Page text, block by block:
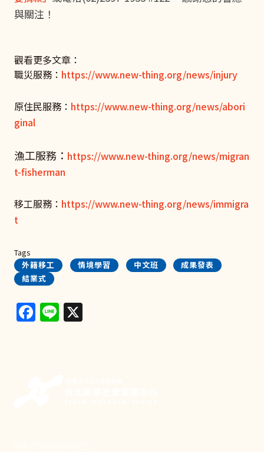
與關注！
觀看更多文章：
職災服務： https://www.new-thing.org/news/injury
原住民服務： https://www.new-thing.org/news/abori
ginal
漁工服務： https://www.new-thing.org/news/migran
t-fisherman
移工服務： https://www.new-thing.org/news/immigra
t
Tags
外籍移工
情境學習 中文班
成果發表
結業式
Facebook
Line